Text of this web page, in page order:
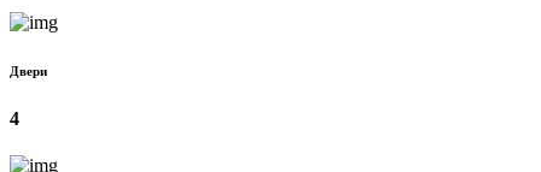
Двери
4